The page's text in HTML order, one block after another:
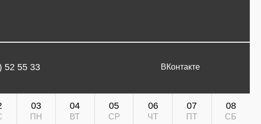
52 55 33 ВКонтакте
03
ПН
04
ВТ
05
СР
06
ЧТ
07
ПТ
08
СБ